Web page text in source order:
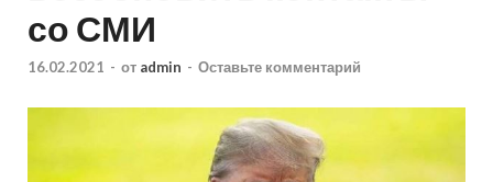
со СМИ
16.02.2021 - от admin - Оставьте комментарий